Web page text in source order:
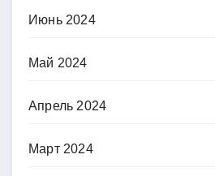
Июнь 2024
Май 2024
Апрель 2024
Март 2024